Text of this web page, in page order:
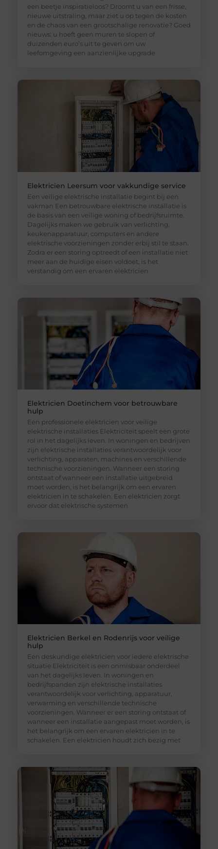
een beetje inspiratieloos? Droomt u van een frisse,
nieuwe uitstraling, maar ziet u op tegen de kosten
en de chaos van een grootschalige renovatie? Goed
nieuws: u hoeft geen muren te slopen of
duizenden euro’s uit te geven om uw
leefomgeving een aanzienlijke upgrade
Elektricien Leersum voor vakkundige service
Een veilige elektrische installatie begint bij een
vakman Een betrouwbare elektrische installatie is
de basis van een veilige woning of bedrijfsruimte.
Dagelijks maken we gebruik van verlichting,
keukenapparatuur, computers en andere
elektrische voorzieningen zonder erbij stil te staan.
Zodra er een storing optreedt of een installatie niet
meer aan de huidige eisen voldoet, is het
verstandig om een ervaren elektricien
Elektricien Doetinchem voor betrouwbare
hulp
Een professionele elektricien voor veilige
elektrische installaties Elektriciteit speelt een grote
rol in het dagelijks leven. In woningen en bedrijven
zijn elektrische installaties verantwoordelijk voor
verlichting, apparaten, machines en verschillende
technische voorzieningen. Wanneer een storing
ontstaat of wanneer een installatie uitgebreid
moet worden, is het belangrijk om een ervaren
elektricien in te schakelen. Een elektricien zorgt
ervoor dat elektrische systemen
Elektricien Berkel en Rodenrijs voor veilige
hulp
Een deskundige elektricien voor iedere elektrische
situatie Elektriciteit is een onmisbaar onderdeel
van het dagelijks leven. In woningen en
bedrijfspanden zijn elektrische installaties
verantwoordelijk voor verlichting, apparatuur,
verwarming en verschillende technische
voorzieningen. Wanneer er een storing ontstaat of
wanneer een installatie aangepast moet worden, is
het belangrijk om een ervaren elektricien in te
schakelen. Een elektricien houdt zich bezig met